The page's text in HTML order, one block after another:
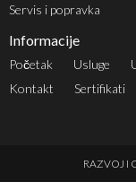
Servis i popravka
Informacije
Početak Usluge
Kontakt
Sertifikati
RAZVOJ I